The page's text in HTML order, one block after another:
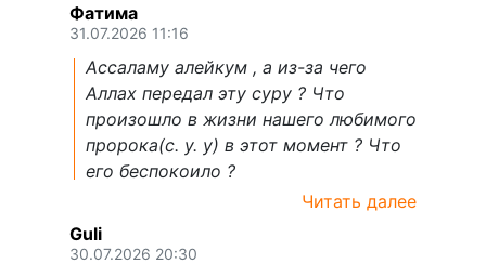
Фатима
31.07.2026 11:16
Ассаламу алейкум , а из-за чего
Аллах передал эту суру ? Что
произошло в жизни нашего любимого
пророка(с. у. у) в этот момент ? Что
его беспокоило ?
Читать далее
Guli
30.07.2026 20:30